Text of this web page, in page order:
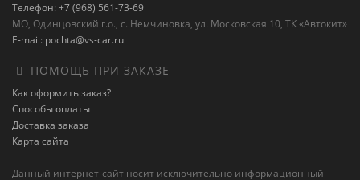
Телефон: +7 (968) 561-73-69
МО, Одинцовский г.о., с. Немчиновка, ул. Московская 10, ТК «Автокит»
E-mail: pochta@vs-car.ru
ПОМОЩЬ ПРИ ЗАКАЗЕ
Как оформить заказ?
Способы оплаты
Доставка заказа
Карта сайта
Данный интернет-сайт носит исключительно информационный